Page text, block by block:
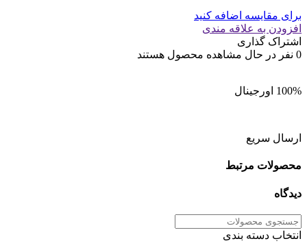
برای مقایسه اضافه کنید
افزودن به علاقه مندی
اشتراک گذاری
0 نفر در حال مشاهده محصول هستند
100% اورجینال
ارسال سریع
محصولات مرتبط
دیدگاه
انتخاب دسته بندی